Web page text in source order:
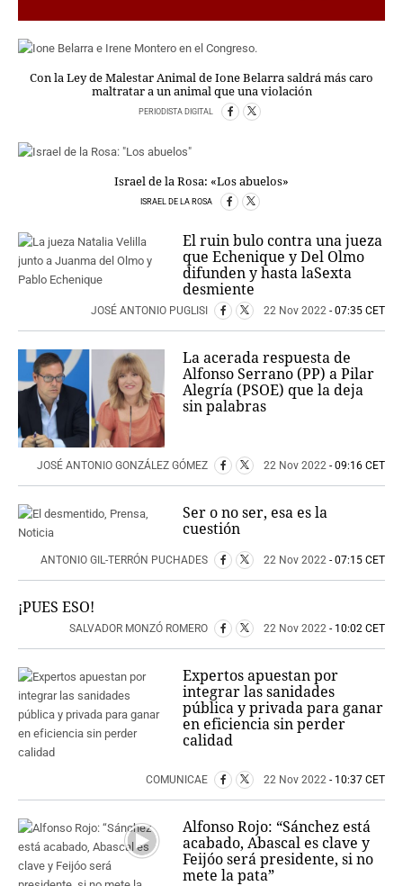
HEMEROTECA
SERVICIOS
EDICIONES
AMÉRICA
Con la Ley de Malestar Animal de Ione Belarra saldrá más caro
maltratar a un animal que una violación
PERIODISTA DIGITAL
Israel de la Rosa: «Los abuelos»
ISRAEL DE LA ROSA
El ruin bulo contra una jueza
que Echenique y Del Olmo
difunden y hasta laSexta
desmiente
JOSÉ ANTONIO PUGLISI 22 Nov 2022 - 07:35 CET
La acerada respuesta de
Alfonso Serrano (PP) a Pilar
Alegría (PSOE) que la deja
sin palabras
JOSÉ ANTONIO GONZÁLEZ GÓMEZ 22 Nov 2022 - 09:16 CET
Ser o no ser, esa es la
cuestión
ANTONIO GIL-TERRÓN PUCHADES 22 Nov 2022 - 07:15 CET
¡PUES ESO!
SALVADOR MONZÓ ROMERO 22 Nov 2022 - 10:02 CET
Expertos apuestan por
integrar las sanidades
pública y privada para ganar
en eficiencia sin perder
calidad
COMUNICAE 22 Nov 2022 - 10:37 CET
Alfonso Rojo: “Sánchez está
acabado, Abascal es clave y
Feijóo será presidente, si no
mete la pata”